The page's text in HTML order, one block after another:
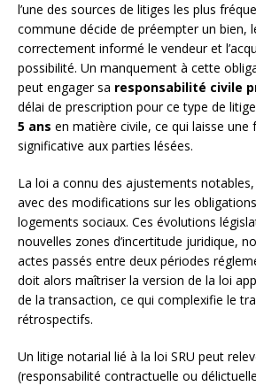
l’une des sources de litiges les plus
commune décide de préempter un bien,
correctement informé le vendeur et
possibilité. Un manquement à cette
peut engager sa responsabilité civile
délai de prescription pour ce type de
5 ans en matière civile, ce qui laisse une
significative aux parties lésées.
La loi a connu des ajustements
avec des modifications sur les
logements sociaux. Ces évolutions
nouvelles zones d’incertitude juridique,
actes passés entre deux périodes
doit alors maîtriser la version de la loi
de la transaction, ce qui complexifie le
rétrospectifs.
Un litige notarial lié à la loi SRU peut
(responsabilité contractuelle ou